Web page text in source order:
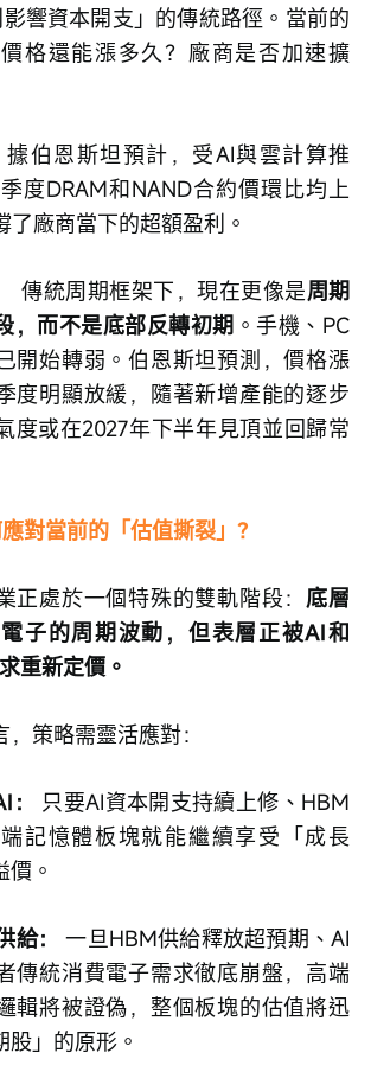
響資本開支」的傳統路徑。當前的
格還能漲多久？廠商是否加速擴
據伯恩斯坦預計，受AI與雲計算推
度DRAM和NAND合約價環比均上
了廠商當下的超額盈利。
傳統周期框架下，現在更像是周期
，而不是底部反轉初期 。手機、PC
開始轉弱。伯恩斯坦預測，價格漲
度明顯放緩，隨著新增產能的逐步
度或在2027年下半年見頂並回歸常
對當前的「估值撕裂」？
正處於一個特殊的雙軌階段： 底層
子的周期波動，但表層正被AI和
重新定價。
策略需靈活應對：
： 只要AI資本開支持續上修、HBM
記憶體板塊就能繼續享受「成長
。
：
一旦HBM供給釋放超預期、AI
傳統消費電子需求徹底崩盤，高端
輯將被證偽，整個板塊的估值將迅
」的原形。